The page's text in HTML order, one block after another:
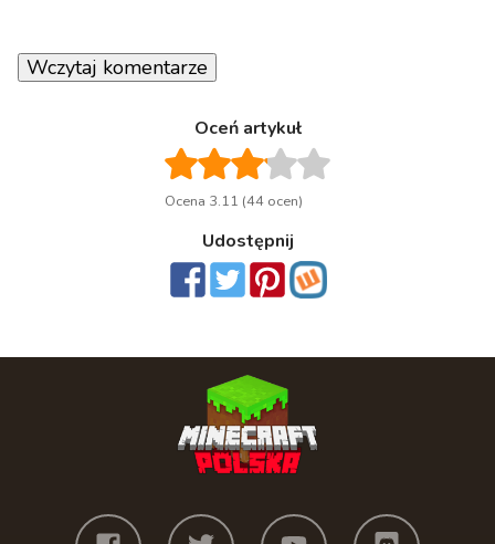
Wczytaj komentarze
Oceń artykuł
Ocena 3.11 (44 ocen)
Udostępnij